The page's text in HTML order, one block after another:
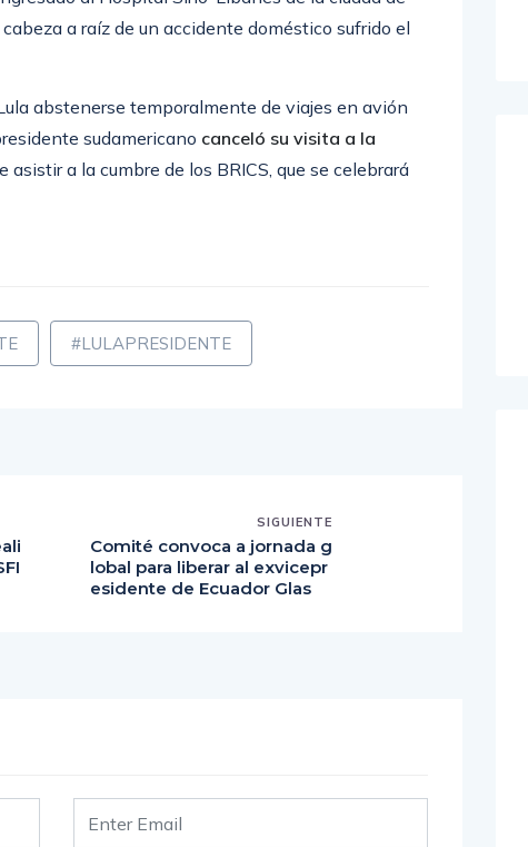
a raíz de un accidente doméstico sufrido el
abstenerse temporalmente de viajes en avión
sudamericano canceló su visita a la
asistir a la cumbre de los BRICS, que se celebrará
#LULAPRESIDENTE
SIGUIENTE
Comité convoca a jornada g
lobal para liberar al exvicepr
esidente de Ecuador Glas